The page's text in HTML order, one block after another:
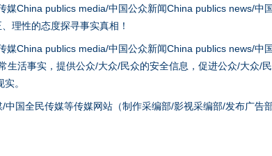
媒China publics media/中国公众新闻China publics news/中
理性的态度探寻事实真相！
媒China publics media/中国公众新闻China publics news/中
生活事实，提供公众/大众/民众的安全信息，促进公众/大众/
。
国全民传媒等传媒网站（制作采编部/影视采编部/发布广告